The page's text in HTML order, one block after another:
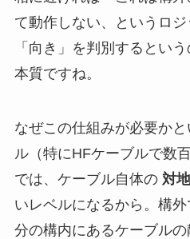
て動作しない、というロ
「向き」を判別するとい
本質ですね。
なぜこの仕組みが必要か
ル（特にHFケーブルで数
では、ケーブル自体の 対
いレベルになるから。構
分の構内にあるケーブル